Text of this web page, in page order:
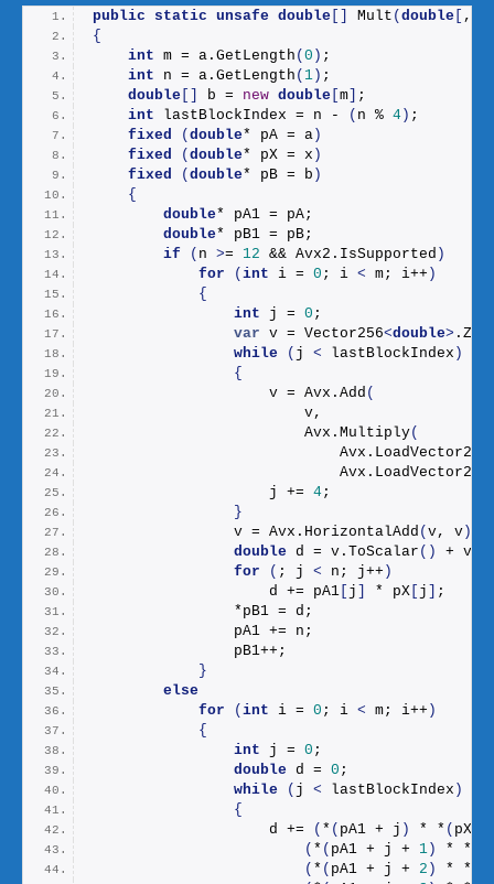
public static unsafe double Mult ( double ,
{
int m = a. GetLength ( 0 ) ;
int n = a. GetLength ( 1 ) ;
double
b = new double m
;
int lastBlockIndex = n - ( n % 4 ) ;
fixed
( double* pA = a )
fixed
( double* pX = x )
fixed
( double* pB = b )
{
double* pA1 = pA;
double* pB1 = pB;
if
( n >= 12 && Avx2. IsSupported )
for
( int i = 0 ; i < m; i++ )
{
int j = 0 ;
var v = Vector256<double>
while
( j < lastBlockIndex )
{
                    v = Avx.
Add (
                        v,
                        Avx.
Multiply(
                            Avx.
LoadVector256
                            Avx.
LoadVector256
                    j +=
4;
}
                v = Avx.
HorizontalAdd ( v, v )
double d = v. ToScalar () + v.
for
( ; j < n; j++ )
                    d += pA1
j * pX j
;
                *pB1 = d;
                pA1 += n;
                pB1++;
}
else
for
( int i = 0 ; i < m; i++ )
{
int j = 0 ;
double d = 0 ;
while
( j < lastBlockIndex )
{
                    d +=
( * ( pA1 + j ) * * ( pX
( * ( pA1 + j + 1 ) * *
( * ( pA1 + j + 2 ) * *